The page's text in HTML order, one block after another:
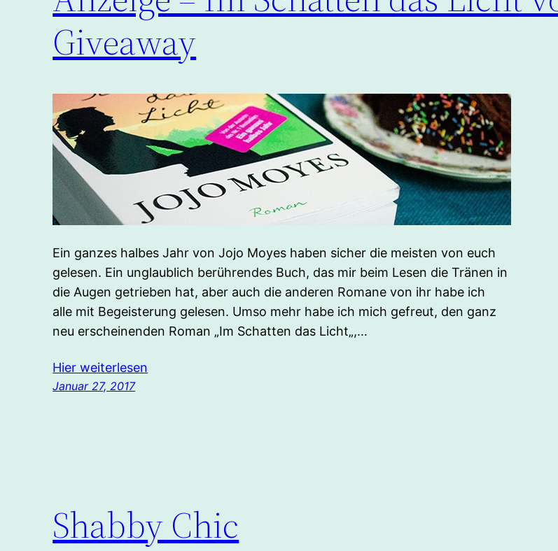
Giveaway
Ein ganzes halbes Jahr von Jojo Moyes haben sicher die meisten von euch
gelesen. Ein unglaublich berührendes Buch, das mir beim Lesen die Tränen in
die Augen getrieben hat, aber auch die anderen Romane von ihr habe ich
alle mit Begeisterung gelesen. Umso mehr habe ich mich gefreut, den ganz
neu erscheinenden Roman „Im Schatten das Licht„,…
Hier weiterlesen
Januar 27, 2017
Shabby Chic